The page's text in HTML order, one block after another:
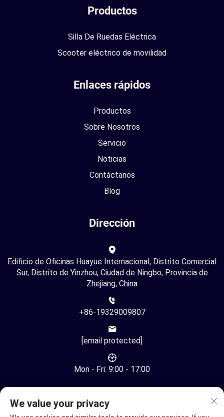
Productos
Silla De Ruedas Eléctrica
Scooter eléctrico de movilidad
Enlaces rápidos
Productos
Sobre Nosotros
Servicio
Noticias
Contáctanos
Blog
Dirección
Edificio de Oficinas Huayue Internacional, Distrito Comercial
Sur, Distrito de Yinzhou, Ciudad de Ningbo, Provincia de
Zhejiang, China
+86-19329009807
[email protected]
Mon - Fri: 9:00 - 17:00
We value your privacy